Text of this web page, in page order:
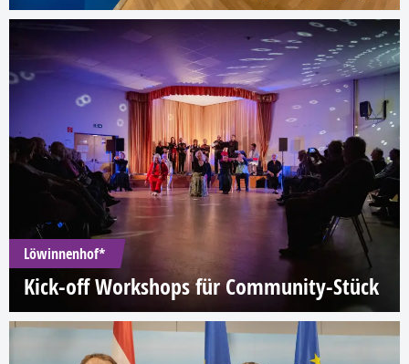
Löwinnenhof*
Kick-off Workshops für Community-Stück